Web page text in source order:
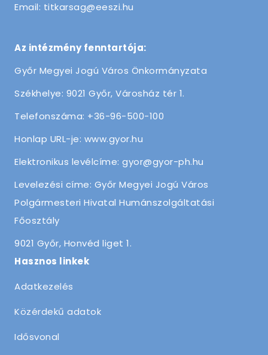
Email: titkarsag@eeszi.hu
Az intézmény fenntartója:
Győr Megyei Jogú Város Önkormányzata
Székhelye: 9021 Győr, Városház tér 1.
Telefonszáma: +36-96-500-100
Honlap URL-je: www.gyor.hu
Elektronikus levélcíme: gyor@gyor-ph.hu
Levelezési címe: Győr Megyei Jogú Város
Polgármesteri Hivatal Humánszolgáltatási
Főosztály
9021 Győr, Honvéd liget 1.
Hasznos linkek
Adatkezelés
Közérdekű adatok
Idősvonal